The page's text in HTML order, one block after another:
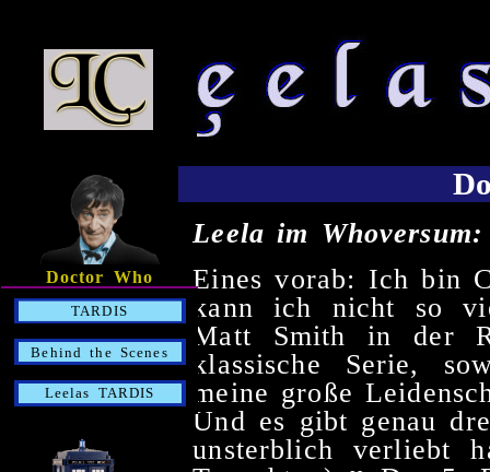
Doctor Who
TARDIS
Behind the Scenes
Leelas TARDIS
Leela im Whoversum:
Eines vorab: Ich bin
kann ich nicht so
Matt Smith in der
klassische Serie,
meine große
Und es gibt genau
unsterblich verliebt